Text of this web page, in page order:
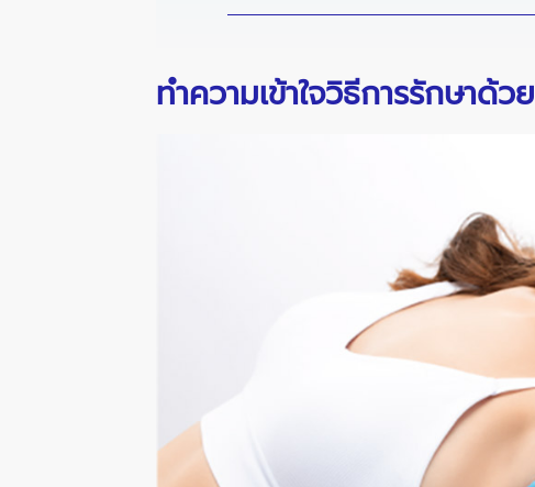
ทำความเข้าใจวิธีการรักษาด้วย